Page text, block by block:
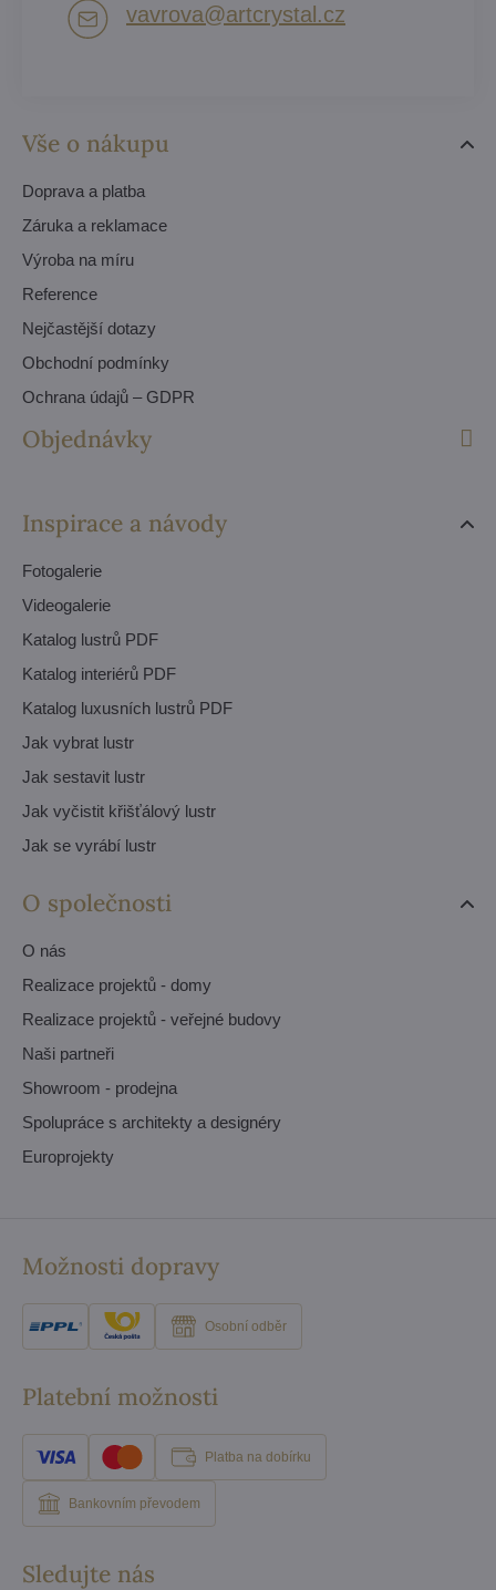
Vše o nákupu
Doprava a platba
Záruka a reklamace
Výroba na míru
Reference
Nejčastější dotazy
Obchodní podmínky
Ochrana údajů – GDPR
Objednávky
Inspirace a návody
Fotogalerie
Videogalerie
Katalog lustrů PDF
Katalog interiérů PDF
Katalog luxusních lustrů PDF
Jak vybrat lustr
Jak sestavit lustr
Jak vyčistit křišťálový lustr
Jak se vyrábí lustr
O společnosti
O nás
Realizace projektů - domy
Realizace projektů - veřejné budovy
Naši partneři
Showroom - prodejna
Spolupráce s architekty a designéry
Europrojekty
vavrova​@artcrystal​.cz
Možnosti dopravy
Osobní odběr
Platební možnosti
Platba na dobírku
Bankovním převodem
Sledujte nás